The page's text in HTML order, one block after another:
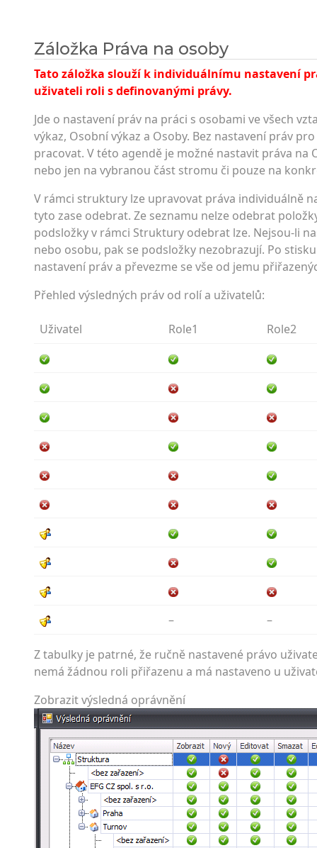
Záložka Práva na osoby
Tato záložka slouží k individuálnímu nastavení
uživateli roli s definovanými prá­vy.
Jde o nastavení práv na práci s osobami ve všech
výkaz, Osobní výkaz a Osoby. Bez nastavení práv
pracovat. V této agendě je možné nastavit práva
nebo jen na vybranou část stromu či pouze na
V rámci struktury lze upravovat práva individuálně
tyto zase odebrat. Ze seznamu nelze odebrat
podsložky v rámci Struktury odebrat lze. Nejsou-li
nebo osobu, pak se podsložky nezobrazují. Po
nastavení práv a převezme se vše od jemu
Přehled výsledných práv od rolí a uživatelů:
Uživatel Role1 Role2
– –
Z tabulky je patrné, že ručně nastavené právo
nemá žádnou roli přiřazenu a má nastaveno u
Zobrazit výsledná oprávnění